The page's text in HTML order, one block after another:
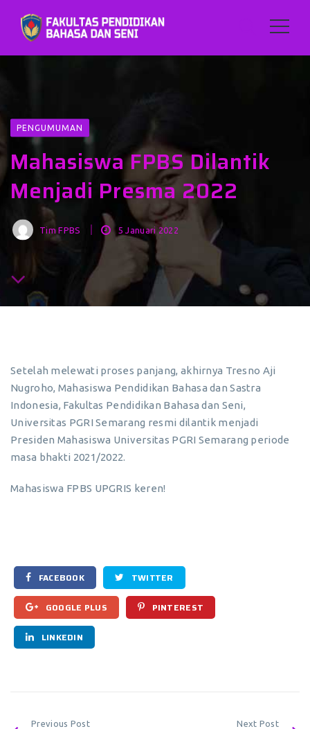
PENGUMUMAN
Mahasiswa FPBS Dilantik
Menjadi Presma 2022
Tim FPBS 5 Januari 2022
Setelah melewati proses panjang, akhirnya Tresno Aji
Nugroho, Mahasiswa Pendidikan Bahasa dan Sastra
Indonesia, Fakultas Pendidikan Bahasa dan Seni,
Universitas PGRI Semarang resmi dilantik menjadi
Presiden Mahasiswa Universitas PGRI Semarang periode
masa bhakti 2021/2022.
Mahasiswa FPBS UPGRIS keren!
FACEBOOK TWITTER
GOOGLE PLUS PINTEREST
LINKEDIN
Previous Post Next Post